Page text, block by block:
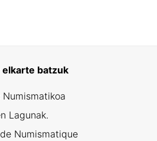
batzuk
Lagunak.
Numismatique